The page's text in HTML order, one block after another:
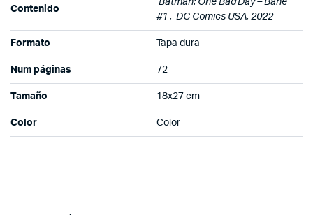
Contenido
Batman: One Bad Day – Bane
#1 , DC Comics USA, 2022
Formato Tapa dura
Num páginas 72
Tamaño 18x27 cm
Color Color